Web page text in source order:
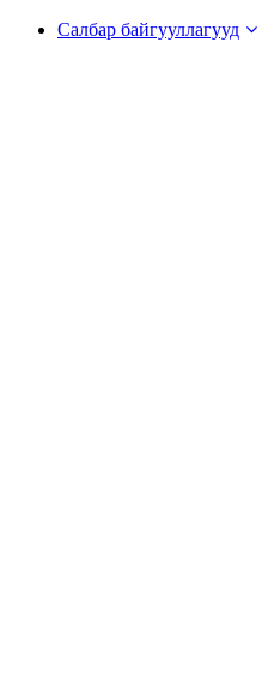
Салбар байгууллагууд